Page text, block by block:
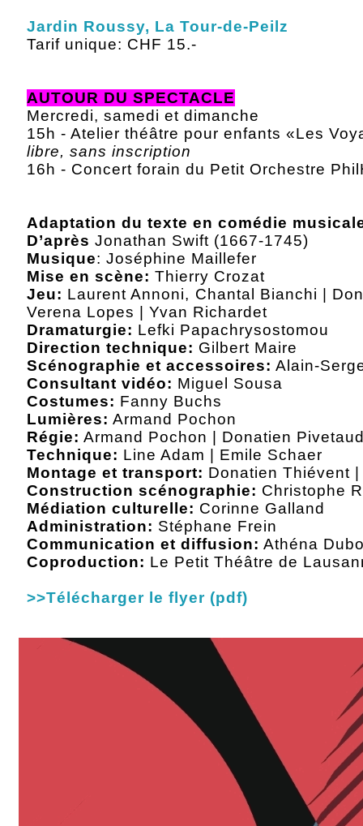
Jardin Roussy, La Tour-de-Peilz
Tarif unique: CHF 15.-
AUTOUR DU SPECTACLE
Mercredi, samedi et dimanche
15h - Atelier théâtre pour enfants «Les
libre, sans inscription
16h - Concert forain du Petit Orchestre
Adaptation du texte en comédie
D’après Jonathan Swift (1667-1745)
Musique: Joséphine Maillefer
Mise en scène: Thierry Crozat
Jeu: Laurent Annoni, Chantal Bianchi |
Verena Lopes | Yvan Richardet
Dramaturgie: Lefki Papachrysostomou
Direction technique: Gilbert Maire
Scénographie et accessoires: Alain-
Consultant vidéo: Miguel Sousa
Costumes: Fanny Buchs
Lumières: Armand Pochon
Régie: Armand Pochon | Donatien
Technique: Line Adam | Emile Schaer
Montage et transport: Donatien Thiévent
Construction scénographie: Christophe
Médiation culturelle: Corinne Galland
Administration: Stéphane Frein
Communication et diffusion: Athéna
Coproduction: Le Petit Théâtre de
>>Télécharger le flyer (pdf)